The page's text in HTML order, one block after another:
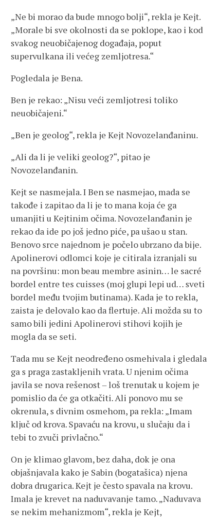
„Ne bi morao da bude mnogo bolji“, rekla je Kejt.
„Morale bi sve okolnosti da se poklope, kao i kod
svakog neuobičajenog događaja, poput
supervulkana ili većeg zemljotresa.“
Pogledala je Bena.
Ben je rekao: „Nisu veći zemljotresi toliko
neuobičajeni.“
„Ben je geolog“, rekla je Kejt Novozelanđaninu.
„Ali da li je veliki geolog?“, pitao je
Novozelanđanin.
Kejt se nasmejala. I Ben se nasmejao, mada se
takođe i zapitao da li je to mana koja će ga
umanjiti u Kejtinim očima. Novozelanđanin je
rekao da ide po još jedno piće, pa ušao u stan.
Benovo srce najednom je počelo ubrzano da bije.
Apolinerovi odlomci koje je citirala izranjali su
na površinu: mon beau membre asinin… le sacré
bordel entre tes cuisses (moj glupi lepi ud… sveti
bordel među tvojim butinama). Kada je to rekla,
zaista je delovalo kao da flertuje. Ali možda su to
samo bili jedini Apolinerovi stihovi kojih je
mogla da se seti.
Tada mu se Kejt neodređeno osmehivala i gledala
ga s praga zastakljenih vrata. U njenim očima
javila se nova rešenost – loš trenutak u kojem je
pomislio da će ga otkačiti. Ali ponovo mu se
okrenula, s divnim osmehom, pa rekla: „Imam
ključ od krova. Spavaću na krovu, u slučaju da i
tebi to zvuči privlačno.“
On je klimao glavom, bez daha, dok je ona
objašnjavala kako je Sabin (bogatašica) njena
dobra drugarica. Kejt je često spavala na krovu.
Imala je krevet na naduvavanje tamo. „Naduvava
se nekim mehanizmom“, rekla je Kejt,